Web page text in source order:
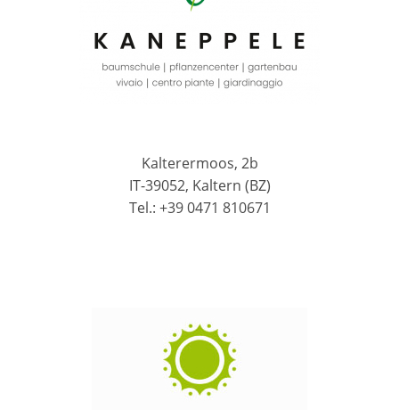
Kalterermoos, 2b
IT-39052, Kaltern (BZ)
Tel.: +39 0471 810671